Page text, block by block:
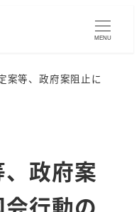
MENU
案等、政府案阻止に
政府案